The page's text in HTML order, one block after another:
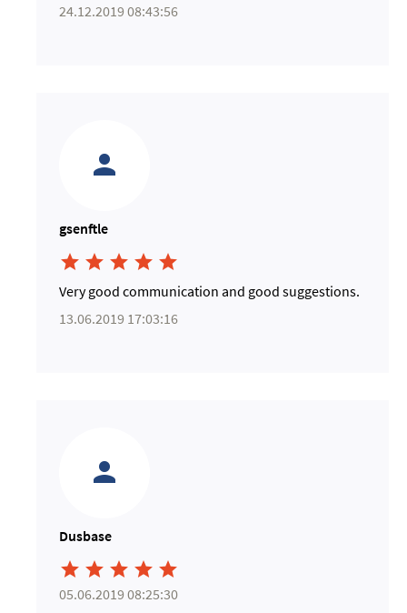
24.12.2019 08:43:56
gsenftle
    
Very good communication and good suggestions.
13.06.2019 17:03:16
Dusbase
    
05.06.2019 08:25:30